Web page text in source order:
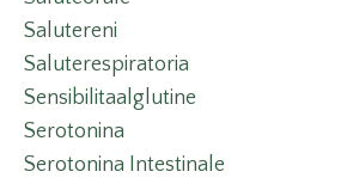
Salutereni
Saluterespiratoria
Sensibilitaalglutine
Serotonina
Serotonina Intestinale